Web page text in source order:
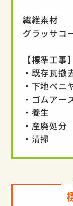
繊維素材
グラッサコ
【標準工事】
・既存瓦撤
・下地ベニ
・ゴムアー
・養生
・産廃処分
・清掃